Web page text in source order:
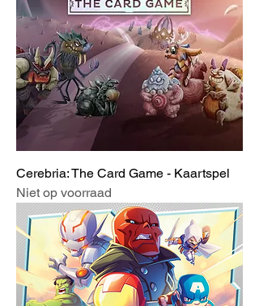
Cerebria: The Card Game - Kaartspel
Niet op voorraad